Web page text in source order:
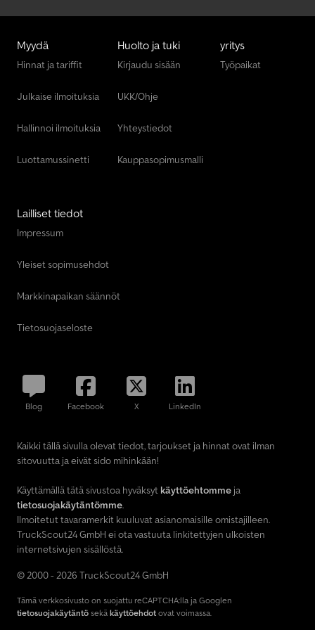
Myydä
Hinnat ja tariffit
Julkaise ilmoituksia
Hallinnoi ilmoituksia
Luottamussinetti
Huolto ja tuki
Kirjaudu sisään
UKK/Ohje
Yhteystiedot
Kauppasopimusmalli
yritys
Työpaikat
Lailliset tiedot
Impressum
Yleiset sopimusehdot
Markkinapaikan säännöt
Tietosuojaseloste
Blog Facebook X LinkedIn
Kaikki tällä sivulla olevat tiedot, tarjoukset ja hinnat ovat ilman
sitovuutta ja eivät sido mihinkään!
Käyttämällä tätä sivustoa hyväksyt käyttöehtomme ja
tietosuojakäytäntömme.
Ilmoitetut tavaramerkit kuuluvat asianomaisille omistajilleen.
TruckScout24 GmbH ei ota vastuuta linkitettyjen ulkoisten
internetsivujen sisällöstä.
© 2000 - 2026 TruckScout24 GmbH
Tämä verkkosivusto on suojattu reCAPTCHA:lla ja Googlen
tietosuojakäytäntö sekä käyttöehdot ovat voimassa.